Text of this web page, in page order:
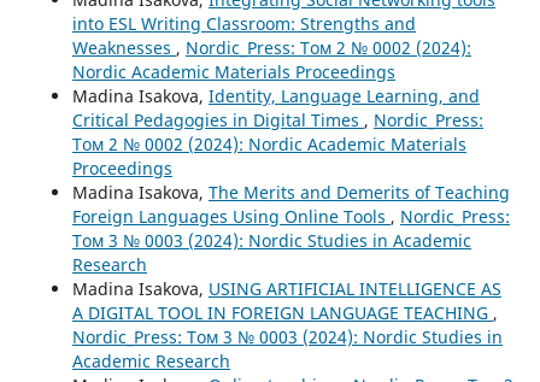
into ESL Writing Classroom: Strengths and
Weaknesses , Nordic_Press: Том 2 № 0002 (2024):
Nordic Academic Materials Proceedings
Madina Isakova, Identity, Language Learning, and
Critical Pedagogies in Digital Times , Nordic_Press:
Том 2 № 0002 (2024): Nordic Academic Materials
Proceedings
Madina Isakova, The Merits and Demerits of Teaching
Foreign Languages Using Online Tools , Nordic_Press:
Том 3 № 0003 (2024): Nordic Studies in Academic
Research
Madina Isakova, USING ARTIFICIAL INTELLIGENCE AS
A DIGITAL TOOL IN FOREIGN LANGUAGE TEACHING ,
Nordic_Press: Том 3 № 0003 (2024): Nordic Studies in
Academic Research